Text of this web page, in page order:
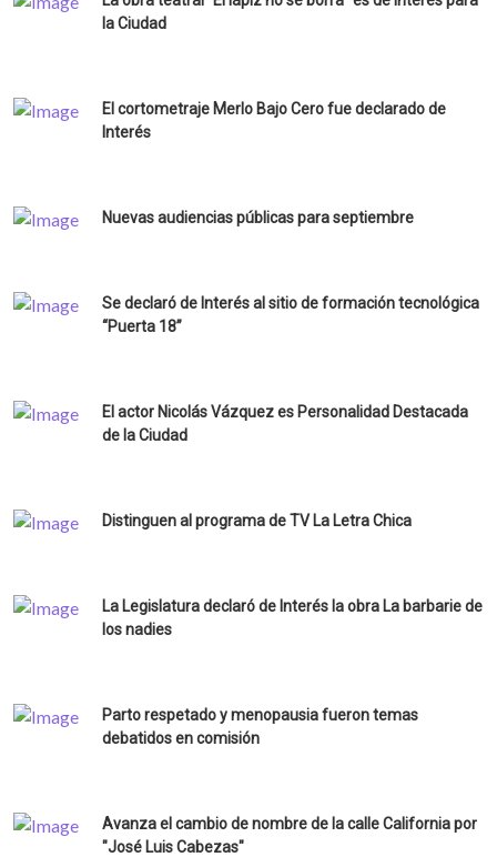
la Ciudad
El cortometraje Merlo Bajo Cero fue declarado de
Interés
Nuevas audiencias públicas para septiembre
Se declaró de Interés al sitio de formación tecnológica
“Puerta 18”
El actor Nicolás Vázquez es Personalidad Destacada
de la Ciudad
Distinguen al programa de TV La Letra Chica
La Legislatura declaró de Interés la obra La barbarie de
los nadies
Parto respetado y menopausia fueron temas
debatidos en comisión
Avanza el cambio de nombre de la calle California por
"José Luis Cabezas"